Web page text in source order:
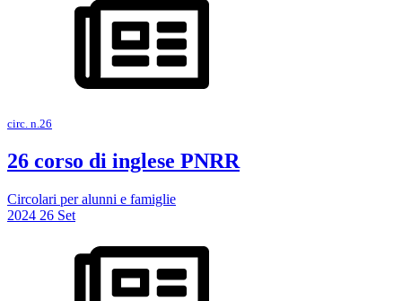
circ. n.26
26 corso di inglese PNRR
Circolari per alunni e famiglie
2024 26 Set